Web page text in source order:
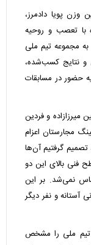
وزن پویا دادمرز،
با تعصب و روحیه
مجموعه تیم ملی
و نتایج کسب‌شده،
حضور در مسابقات
میرزازاده و فردین
مجارستان اعزام
گرفتیم آن‌ها
فنی بالای این دو
نمی‌شد. بر این
آستانه و نفر دیگر
تیم ملی را مشخص